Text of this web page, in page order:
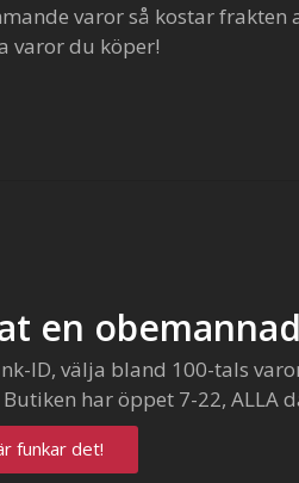
varor så kostar
varor du köper!
en
ID, välja bland 100-tals
har öppet 7-22, ALLA
funkar det!